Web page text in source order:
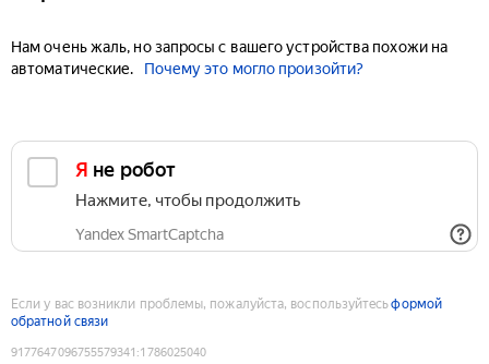
Нам очень жаль, но запросы с вашего устройства похожи на
автоматические.
Почему это могло произойти?
Я не робот
Нажмите, чтобы продолжить
Yandex SmartCaptcha
Если у вас возникли проблемы, пожалуйста, воспользуйтесьформой
обратной связи
9177647096755579341 :1786025040